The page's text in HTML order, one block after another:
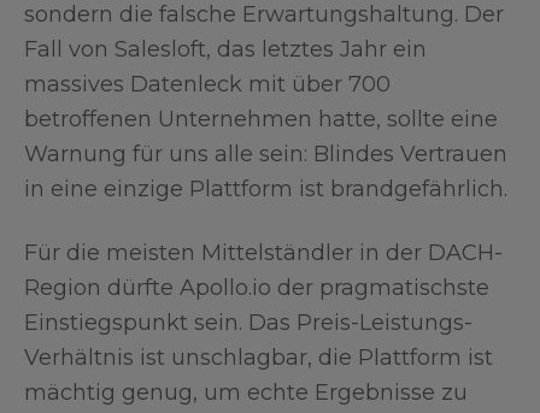
sondern die falsche Erwartungshaltung. Der
Fall von Salesloft, das letztes Jahr ein
massives Datenleck mit über 700
betroffenen Unternehmen hatte, sollte eine
Warnung für uns alle sein: Blindes Vertrauen
in eine einzige Plattform ist brandgefährlich.
Für die meisten Mittelständler in der DACH-
Region dürfte Apollo.io der pragmatischste
Einstiegspunkt sein. Das Preis-Leistungs-
Verhältnis ist unschlagbar, die Plattform ist
mächtig genug, um echte Ergebnisse zu